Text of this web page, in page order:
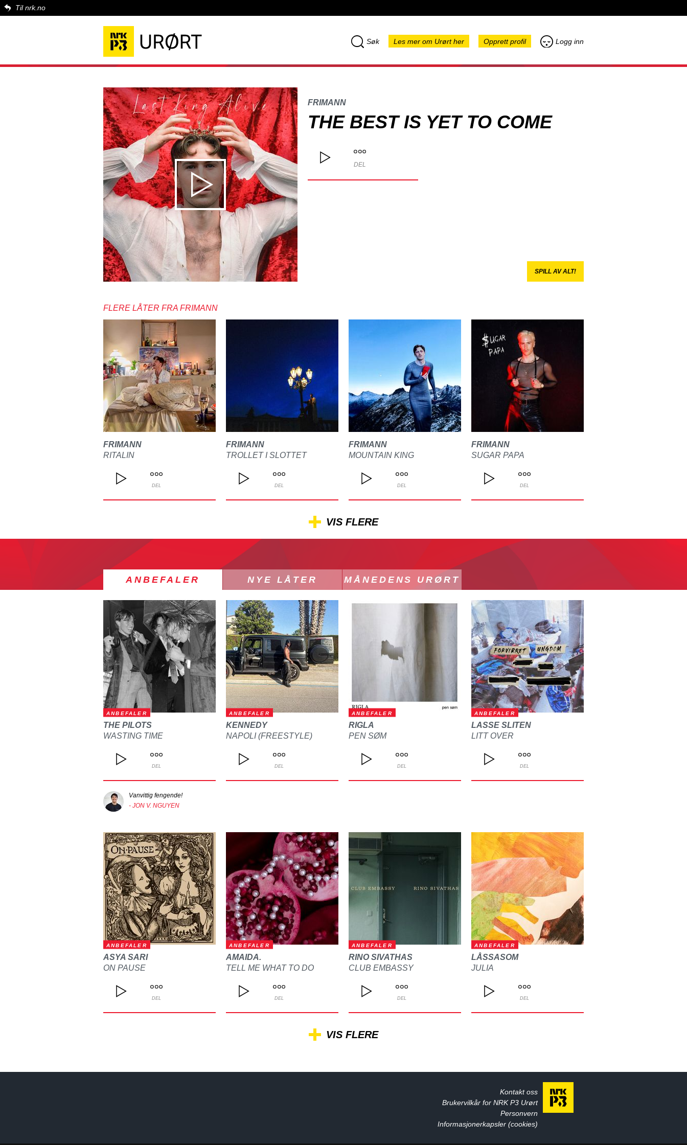
Til nrk.no
Søk Les mer om Urørt her Opprett profil Logg inn
FRIMANN
THE BEST IS YET TO COME
DEL
SPILL AV ALT!
FLERE LÅTER FRA FRIMANN
FRIMANN
RITALIN
DEL
FRIMANN
TROLLET I SLOTTET
DEL
FRIMANN
MOUNTAIN KING
DEL
FRIMANN
SUGAR PAPA
DEL
VIS FLERE
ANBEFALER NYE LÅTER MÅNEDENS URØRT
ANBEFALER
THE PILOTS
WASTING TIME
DEL
Vanvittig fengende!
- JON V. NGUYEN
ANBEFALER
KENNEDY
NAPOLI (FREESTYLE)
DEL
ANBEFALER
RIGLA
PEN SØM
DEL
ANBEFALER
LASSE SLITEN
LITT OVER
DEL
ANBEFALER
ASYA SARI
ON PAUSE
DEL
ANBEFALER
AMAIDA.
TELL ME WHAT TO DO
DEL
ANBEFALER
RINO SIVATHAS
CLUB EMBASSY
DEL
ANBEFALER
LÅSSASOM
JULIA
DEL
VIS FLERE
Kontakt oss
Brukervilkår for NRK P3 Urørt
Personvern
Informasjonerkapsler (cookies)